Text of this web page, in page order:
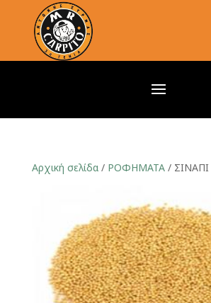
Αρχική σελίδα/ ΡΟΦΗΜΑΤΑ/ ΣΙΝΑΠΙ